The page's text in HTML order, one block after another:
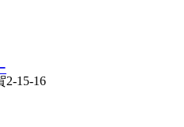
2-15-16